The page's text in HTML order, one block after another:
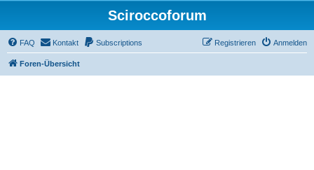
Sciroccoforum
FAQ Kontakt Subscriptions Anmelden
Registrieren
Foren-Übersicht